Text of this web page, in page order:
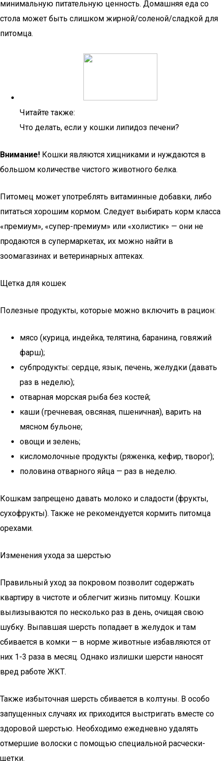
минимальную питательную ценность. Домашняя еда со
стола может быть слишком жирной/соленой/сладкой для
питомца.
Читайте также:
Что делать, если у кошки липидоз печени?
Внимание! Кошки являются хищниками и нуждаются в
большом количестве чистого животного белка.
Питомец может употреблять витаминные добавки, либо
питаться хорошим кормом. Следует выбирать корм класса
«премиум», «супер-премиум» или «холистик» — они не
продаются в супермаркетах, их можно найти в
зоомагазинах и ветеринарных аптеках.
Щетка для кошек
Полезные продукты, которые можно включить в рацион:
мясо (курица, индейка, телятина, баранина, говяжий
фарш);
субпродукты: сердце, язык, печень, желудки (давать
раз в неделю);
отварная морская рыба без костей;
каши (гречневая, овсяная, пшеничная), варить на
мясном бульоне;
овощи и зелень;
кисломолочные продукты (ряженка, кефир, творог);
половина отварного яйца — раз в неделю.
Кошкам запрещено давать молоко и сладости (фрукты,
сухофрукты). Также не рекомендуется кормить питомца
орехами.
Изменения ухода за шерстью
Правильный уход за покровом позволит содержать
квартиру в чистоте и облегчит жизнь питомцу. Кошки
вылизываются по несколько раз в день, очищая свою
шубку. Выпавшая шерсть попадает в желудок и там
сбивается в комки — в норме животные избавляются от
них 1-3 раза в месяц. Однако излишки шерсти наносят
вред работе ЖКТ.
Также избыточная шерсть сбивается в колтуны. В особо
запущенных случаях их приходится выстригать вместе со
здоровой шерстью. Необходимо ежедневно удалять
отмершие волоски с помощью специальной расчески-
щетки.